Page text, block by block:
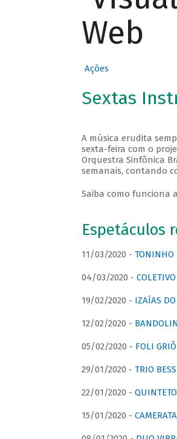
Web
Ações
Sextas
A música erudita
sexta-feira com o
Orquestra Sinfônica
semanais, contando
Saiba como funciona a
Espetáculos
11/03/2020 - TONINHO
04/03/2020 -
19/02/2020 - IZAÍAS
12/02/2020 -
05/02/2020 - FOLI
29/01/2020 - TRIO
22/01/2020 -
15/01/2020 -